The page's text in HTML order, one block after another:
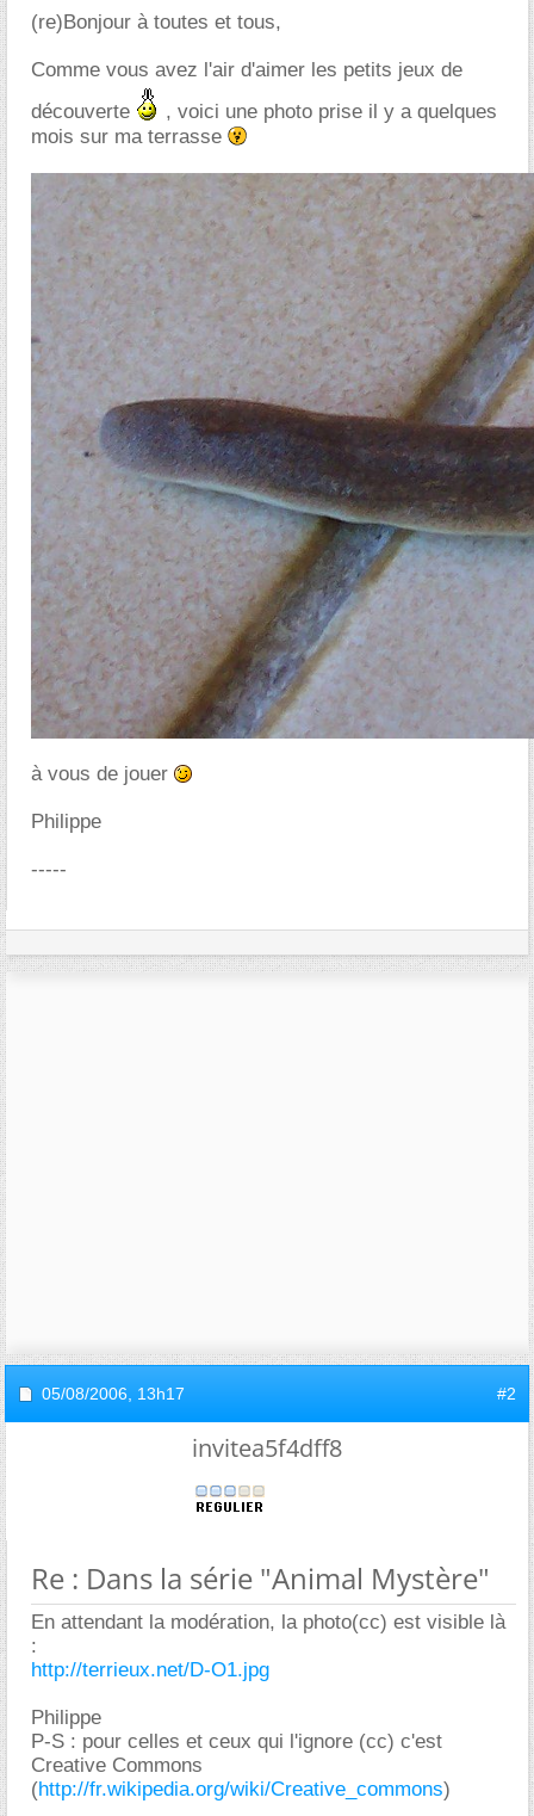
(re)Bonjour à toutes et tous,
Comme vous avez l'air d'aimer les petits jeux de
découverte
, voici une photo prise il y a quelques
mois sur ma terrasse
à vous de jouer
Philippe
-----
05/08/2006, 13h17 #2
invitea5f4dff8
Re : Dans la série "Animal Mystère"
En attendant la modération, la photo(cc) est visible là
:
http://terrieux.net/D-O1.jpg
Philippe
P-S : pour celles et ceux qui l'ignore (cc) c'est
Creative Commons
(http://fr.wikipedia.org/wiki/Creative_commons)